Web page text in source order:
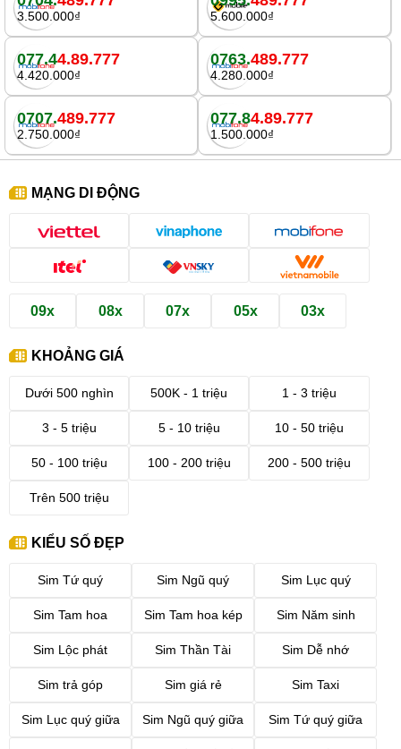
3.500.000₫ 5.600.000₫
077.44.89.777
4.420.000₫
0763.489.777
4.280.000₫
0707.489.777
2.750.000₫
077.84.89.777
1.500.000₫
MẠNG DI ĐỘNG
09x 08x 07x 05x 03x
KHOẢNG GIÁ
Dưới 500 nghìn 500K - 1 triệu 1 - 3 triệu
3 - 5 triệu 5 - 10 triệu 10 - 50 triệu
50 - 100 triệu 100 - 200 triệu 200 - 500 triệu
Trên 500 triệu
KIỂU SỐ ĐẸP
Sim Tứ quý Sim Ngũ quý Sim Lục quý
Sim Tam hoa Sim Tam hoa kép Sim Năm sinh
Sim Lộc phát Sim Thần Tài Sim Dễ nhớ
Sim trả góp Sim giá rẻ Sim Taxi
Sim Lục quý giữa Sim Ngũ quý giữa Sim Tứ quý giữa